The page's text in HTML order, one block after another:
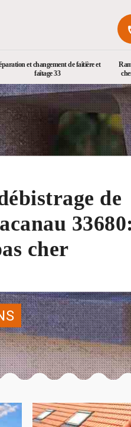
et changement de faîtière et
faîtage 33
de
33680:
cher